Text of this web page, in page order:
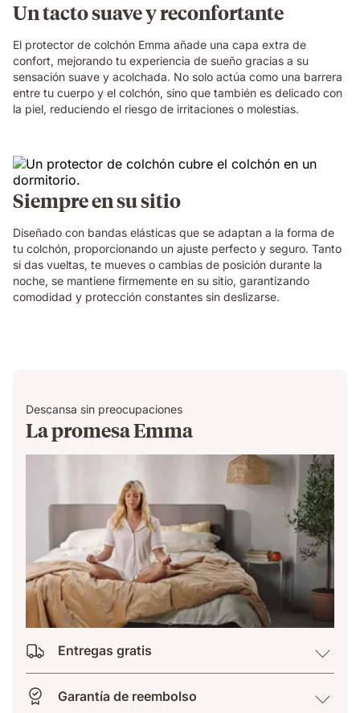
Un tacto suave y reconfortante
El protector de colchón Emma añade una capa extra de
confort, mejorando tu experiencia de sueño gracias a su
sensación suave y acolchada. No solo actúa como una barrera
entre tu cuerpo y el colchón, sino que también es delicado con
la piel, reduciendo el riesgo de irritaciones o molestias.
Siempre en su sitio
Diseñado con bandas elásticas que se adaptan a la forma de
tu colchón, proporcionando un ajuste perfecto y seguro. Tanto
si das vueltas, te mueves o cambias de posición durante la
noche, se mantiene firmemente en su sitio, garantizando
comodidad y protección constantes sin deslizarse.
Descansa sin preocupaciones
La promesa Emma
Entregas gratis
Garantía de reembolso